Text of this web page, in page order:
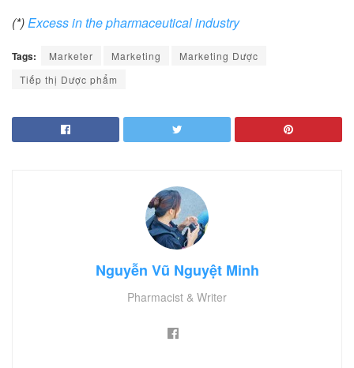
(*)Excess in the pharmaceutical industry
Tags: Marketer Marketing
Marketing Dược
Tiếp thị Dược phẩm
Nguyễn Vũ Nguyệt Minh
Pharmacist & Writer